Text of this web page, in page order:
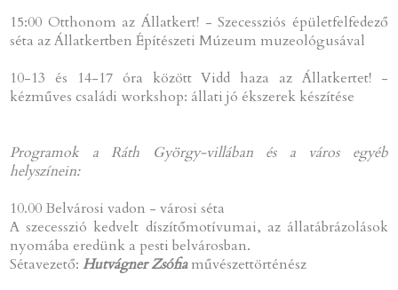
15:00 Otthonom az Állatkert! - Szecessziós épületfelfedező
séta az Állatkertben Építészeti Múzeum muzeológusával
10-13 és 14-17 óra között Vidd haza az Állatkertet! -
kézműves családi workshop: állati jó ékszerek készítése
Programok a Ráth György-villában és a város egyéb
helyszínein:
10.00 Belvárosi vadon - városi séta
A szecesszió kedvelt díszítőmotívumai, az állatábrázolások
nyomába eredünk a pesti belvárosban.
Sétavezető:Hutvágner Zsófiaművészettörténész